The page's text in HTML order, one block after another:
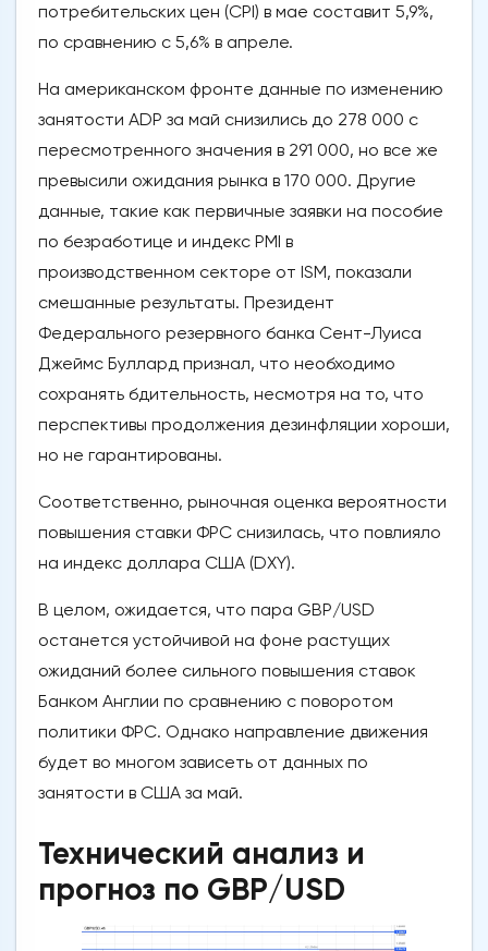
потребительских цен (CPI) в мае составит 5,9%,
по сравнению с 5,6% в апреле.
На американском фронте данные по изменению
занятости ADP за май снизились до 278 000 с
пересмотренного значения в 291 000, но все же
превысили ожидания рынка в 170 000. Другие
данные, такие как первичные заявки на пособие
по безработице и индекс PMI в
производственном секторе от ISM, показали
смешанные результаты. Президент
Федерального резервного банка Сент-Луиса
Джеймс Буллард признал, что необходимо
сохранять бдительность, несмотря на то, что
перспективы продолжения дезинфляции хороши,
но не гарантированы.
Соответственно, рыночная оценка вероятности
повышения ставки ФРС снизилась, что повлияло
на индекс доллара США (DXY).
В целом, ожидается, что пара GBP/USD
останется устойчивой на фоне растущих
ожиданий более сильного повышения ставок
Банком Англии по сравнению с поворотом
политики ФРС. Однако направление движения
будет во многом зависеть от данных по
занятости в США за май.
Технический анализ и
прогноз по GBP/USD